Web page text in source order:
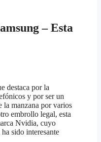
– Esta
destaca por la
y por ser un
la manzana por varios
embrollo legal, esta
Nvidia, cuyo
sido interesante